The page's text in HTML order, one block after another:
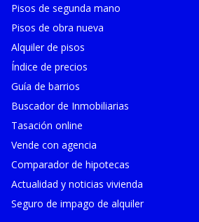
Pisos de segunda mano
Pisos de obra nueva
Alquiler de pisos
Índice de precios
Guía de barrios
Buscador de Inmobiliarias
Tasación online
Vende con agencia
Comparador de hipotecas
Actualidad y noticias vivienda
Seguro de impago de alquiler